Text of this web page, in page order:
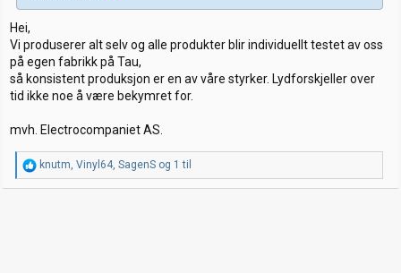
Hei,
Vi produserer alt selv og alle produkter blir individuellt testet av oss
på egen fabrikk på Tau,
så konsistent produksjon er en av våre styrker. Lydforskjeller over
tid ikke noe å være bekymret for.
mvh. Electrocompaniet AS.
R
e
a
knutm Vinyl64, SagenS og 1 til